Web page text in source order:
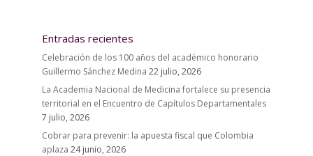
Entradas recientes
Celebración de los 100 años del académico honorario
Guillermo Sánchez Medina 22 julio, 2026
La Academia Nacional de Medicina fortalece su presencia
territorial en el Encuentro de Capítulos Departamentales
7 julio, 2026
Cobrar para prevenir: la apuesta fiscal que Colombia
aplaza 24 junio, 2026